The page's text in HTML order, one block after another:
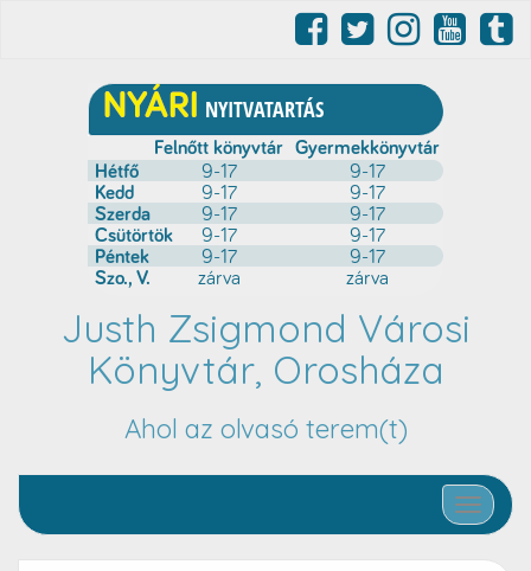
Justh Zsigmond Városi
Könyvtár, Orosháza
Ahol az olvasó terem(t)
Toggle